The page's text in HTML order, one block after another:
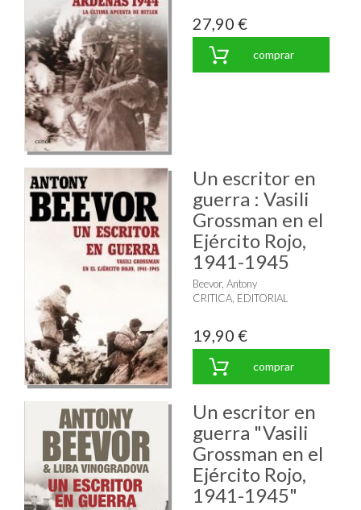
27,90 €
comprar
Un escritor en
guerra : Vasili
Grossman en el
Ejército Rojo,
1941-1945
Beevor, Antony
CRITICA, EDITORIAL
19,90 €
comprar
Un escritor en
guerra "Vasili
Grossman en el
Ejército Rojo,
1941-1945"